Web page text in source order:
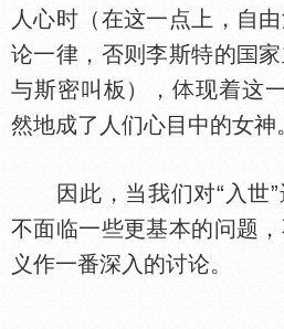
人心时（在这一点上，自
论一律，否则李斯特的
与斯密叫板），
现着这
然地成了人们心目中的女神
因此，当我们对“入世”
不面临一些更基本的问题
义作一番深入的讨论。